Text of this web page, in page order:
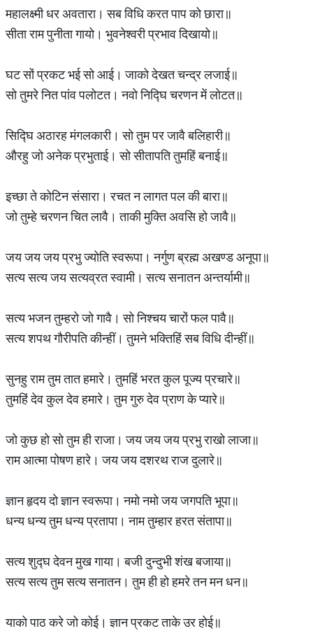
महालक्ष्मी धर अवतारा। सब विधि करत पाप को छारा॥
सीता राम पुनीता गायो। भुवनेश्वरी प्रभाव दिखायो॥
घट सों प्रकट भई सो आई। जाको देखत चन्द्र लजाई॥
सो तुमरे नित पांव पलोटत। नवो निद्घि चरणन में लोटत॥
सिद्घि अठारह मंगलकारी। सो तुम पर जावै बलिहारी॥
औरहु जो अनेक प्रभुताई। सो सीतापति तुमहिं बनाई॥
इच्छा ते कोटिन संसारा। रचत न लागत पल की बारा॥
जो तुम्हे चरणन चित लावै। ताकी मुक्ति अवसि हो जावै॥
जय जय जय प्रभु ज्योति स्वरूपा। नर्गुण ब्रह्म अखण्ड अनूपा॥
सत्य सत्य जय सत्यव्रत स्वामी। सत्य सनातन अन्तर्यामी॥
सत्य भजन तुम्हरो जो गावै। सो निश्चय चारों फल पावै॥
सत्य शपथ गौरीपति कीन्हीं। तुमने भक्तिहिं सब विधि दीन्हीं॥
सुनहु राम तुम तात हमारे। तुमहिं भरत कुल पूज्य प्रचारे॥
तुमहिं देव कुल देव हमारे। तुम गुरु देव प्राण के प्यारे॥
जो कुछ हो सो तुम ही राजा। जय जय जय प्रभु राखो लाजा॥
राम आत्मा पोषण हारे। जय जय दशरथ राज दुलारे॥
ज्ञान हृदय दो ज्ञान स्वरूपा। नमो नमो जय जगपति भूपा॥
धन्य धन्य तुम धन्य प्रतापा। नाम तुम्हार हरत संतापा॥
सत्य शुद्घ देवन मुख गाया। बजी दुन्दुभी शंख बजाया॥
सत्य सत्य तुम सत्य सनातन। तुम ही हो हमरे तन मन धन॥
याको पाठ करे जो कोई। ज्ञान प्रकट ताके उर होई॥